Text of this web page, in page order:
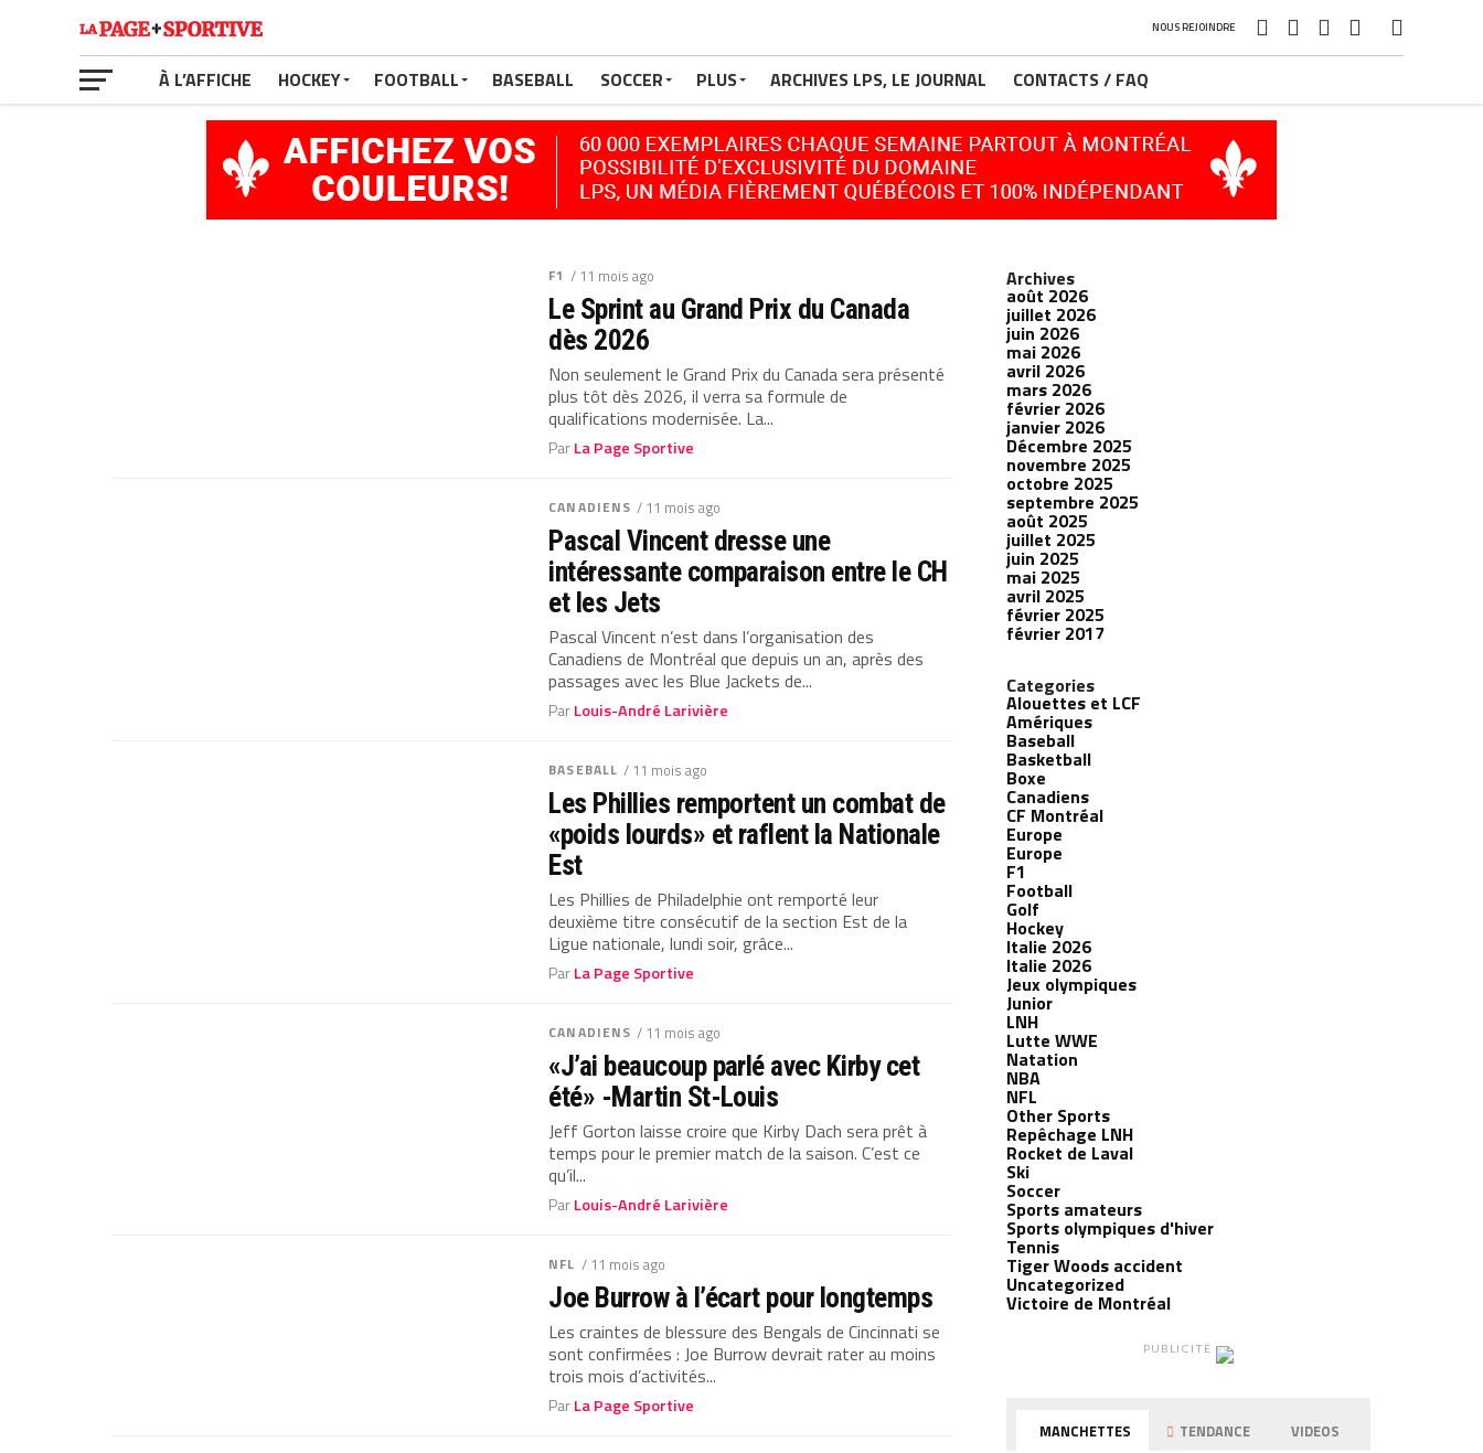
NOUS REJOINDRE
À L’AFFICHE HOCKEY FOOTBALL BASEBALL SOCCER PLUS ARCHIVES LPS, LE JOURNAL CONTACTS / FAQ
F1 / 11 mois ago
Le Sprint au Grand Prix du Canada
dès 2026
Non seulement le Grand Prix du Canada sera présenté
plus tôt dès 2026, il verra sa formule de
qualifications modernisée. La...
ParLa Page Sportive
CANADIENS / 11 mois ago
Pascal Vincent dresse une
intéressante comparaison entre le CH
et les Jets
Pascal Vincent n’est dans l’organisation des
Canadiens de Montréal que depuis un an, après des
passages avec les Blue Jackets de...
ParLouis-André Larivière
BASEBALL / 11 mois ago
Les Phillies remportent un combat de
«poids lourds» et raflent la Nationale
Est
Les Phillies de Philadelphie ont remporté leur
deuxième titre consécutif de la section Est de la
Ligue nationale, lundi soir, grâce...
ParLa Page Sportive
CANADIENS / 11 mois ago
«J’ai beaucoup parlé avec Kirby cet
été» -Martin St-Louis
Jeff Gorton laisse croire que Kirby Dach sera prêt à
temps pour le premier match de la saison. C’est ce
qu’il...
ParLouis-André Larivière
NFL / 11 mois ago
Joe Burrow à l’écart pour longtemps
Les craintes de blessure des Bengals de Cincinnati se
sont confirmées : Joe Burrow devrait rater au moins
trois mois d’activités...
ParLa Page Sportive
Archives
août 2026
juillet 2026
juin 2026
mai 2026
avril 2026
mars 2026
février 2026
janvier 2026
Décembre 2025
novembre 2025
octobre 2025
septembre 2025
août 2025
juillet 2025
juin 2025
mai 2025
avril 2025
février 2025
février 2017
Categories
Alouettes et LCF
Amériques
Baseball
Basketball
Boxe
Canadiens
CF Montréal
Europe
Europe
F1
Football
Golf
Hockey
Italie 2026
Italie 2026
Jeux olympiques
Junior
LNH
Lutte WWE
Natation
NBA
NFL
Other Sports
Repêchage LNH
Rocket de Laval
Ski
Soccer
Sports amateurs
Sports olympiques d'hiver
Tennis
Tiger Woods accident
Uncategorized
Victoire de Montréal
PUBLICITÉ
MANCHETTES TENDANCE VIDEOS